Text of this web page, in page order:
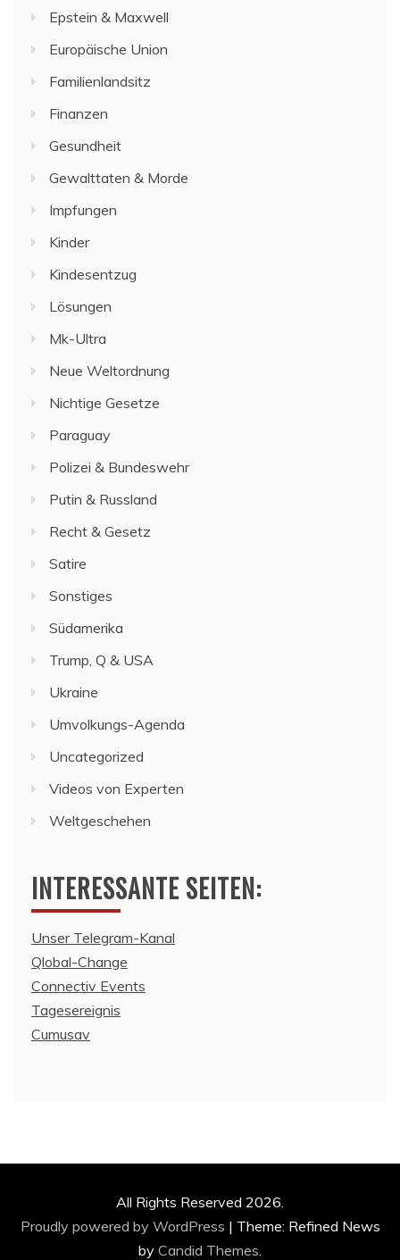
Epstein & Maxwell
Europäische Union
Familienlandsitz
Finanzen
Gesundheit
Gewalttaten & Morde
Impfungen
Kinder
Kindesentzug
Lösungen
Mk-Ultra
Neue Weltordnung
Nichtige Gesetze
Paraguay
Polizei & Bundeswehr
Putin & Russland
Recht & Gesetz
Satire
Sonstiges
Südamerika
Trump, Q & USA
Ukraine
Umvolkungs-Agenda
Uncategorized
Videos von Experten
Weltgeschehen
INTERESSANTE SEITEN:
Unser Telegram-Kanal
Qlobal-Change
Connectiv Events
Tagesereignis
Cumusav
All Rights Reserved 2026.
Proudly powered by WordPress | Theme: Refined News
by Candid Themes